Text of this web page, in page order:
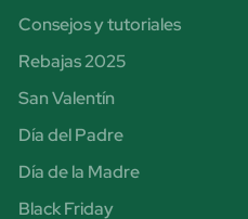
Consejos y tutoriales
Rebajas 2025
San Valentín
Día del Padre
Día de la Madre
Black Friday